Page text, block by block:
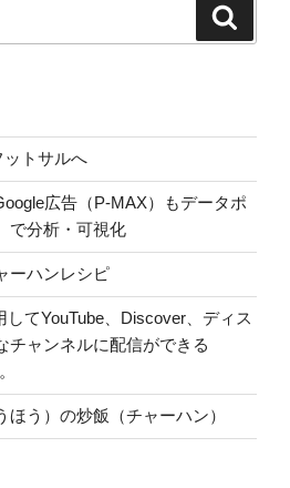
トサルへ
広告（P-MAX）もデータポ
で分析・可視化
ーハンレシピ
てYouTube、Discover、ディス
チャンネルに配信ができる
う）の炒飯（チャーハン）